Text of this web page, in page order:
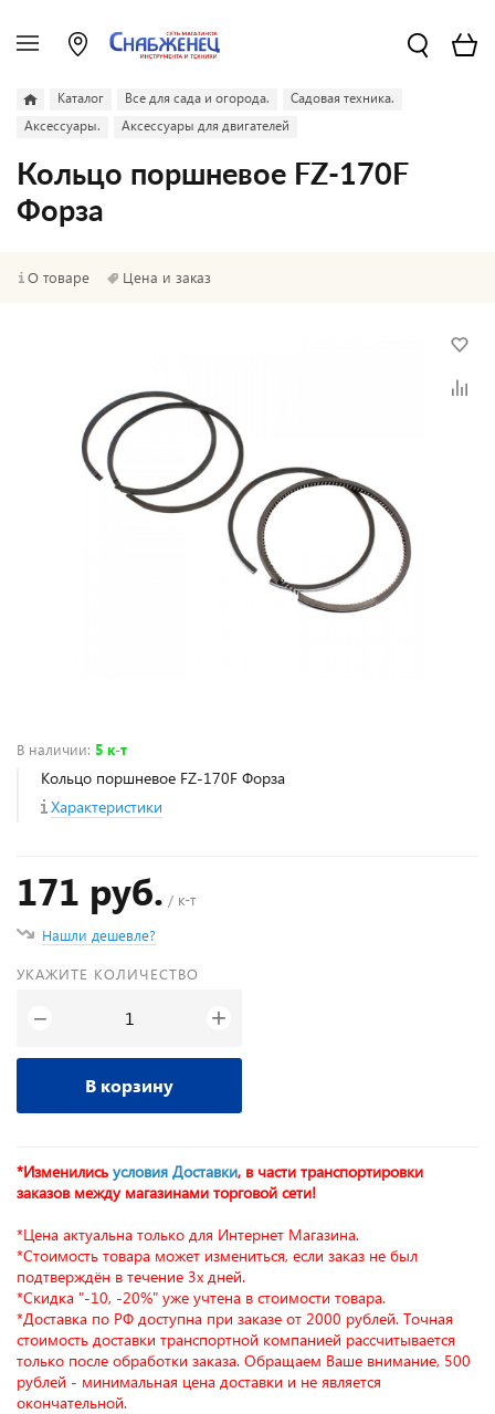
Каталог Все для сада и огорода.
Садовая техника.
Аксессуары.
Аксессуары для двигателей
Кольцо поршневое FZ-170F
Форза
О товаре Цена и заказ
В наличии: 5 к-т
Кольцо поршневое FZ-170F Форза
Характеристики
171 руб. / к-т
Нашли дешевле?
УКАЖИТЕ КОЛИЧЕСТВО
− +
В корзину
*Изменились условия Доставки, в части транспортировки
заказов между магазинами торговой сети!
*Цена актуальна только для Интернет Магазина.
*Стоимость товара может измениться, если заказ не был
подтверждён в течение 3х дней.
*Скидка "-10, -20%" уже учтена в стоимости товара.
*Доставка по РФ доступна при заказе от 2000 рублей. Точная
стоимость доставки транспортной компанией рассчитывается
только после обработки заказа. Обращаем Ваше внимание, 500
рублей - минимальная цена доставки и не является
окончательной.